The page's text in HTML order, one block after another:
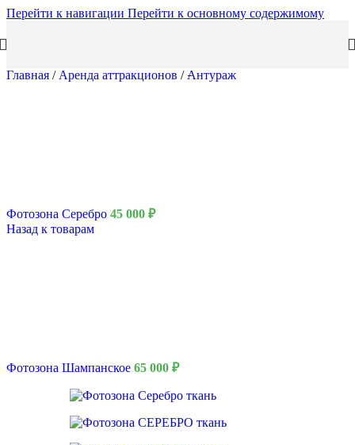
Перейти к навигации Перейти к основному содержимому
Главная / Аренда аттракционов / Антураж
Фотозона Серебро 45 000 ₽
Назад к товарам
Фотозона Шампанское 65 000 ₽